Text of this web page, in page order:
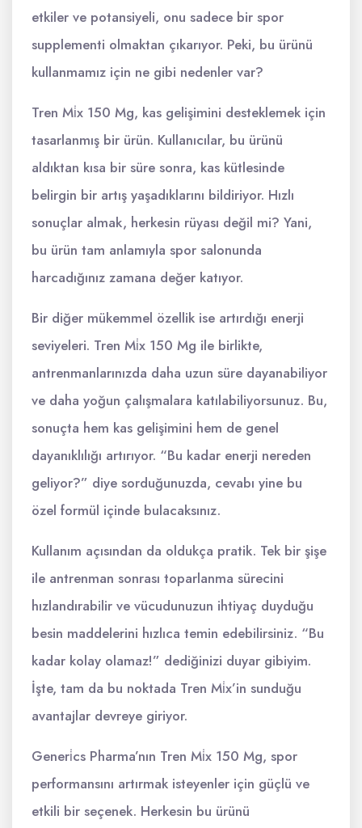
etkiler ve potansiyeli, onu sadece bir spor
supplementi olmaktan çıkarıyor. Peki, bu ürünü
kullanmamız için ne gibi nedenler var?
Tren Mi̇x 150 Mg, kas gelişimini desteklemek için
tasarlanmış bir ürün. Kullanıcılar, bu ürünü
aldıktan kısa bir süre sonra, kas kütlesinde
belirgin bir artış yaşadıklarını bildiriyor. Hızlı
sonuçlar almak, herkesin rüyası değil mi? Yani,
bu ürün tam anlamıyla spor salonunda
harcadığınız zamana değer katıyor.
Bir diğer mükemmel özellik ise artırdığı enerji
seviyeleri. Tren Mi̇x 150 Mg ile birlikte,
antrenmanlarınızda daha uzun süre dayanabiliyor
ve daha yoğun çalışmalara katılabiliyorsunuz. Bu,
sonuçta hem kas gelişimini hem de genel
dayanıklılığı artırıyor. “Bu kadar enerji nereden
geliyor?” diye sorduğunuzda, cevabı yine bu
özel formül içinde bulacaksınız.
Kullanım açısından da oldukça pratik. Tek bir şişe
ile antrenman sonrası toparlanma sürecini
hızlandırabilir ve vücudunuzun ihtiyaç duyduğu
besin maddelerini hızlıca temin edebilirsiniz. “Bu
kadar kolay olamaz!” dediğinizi duyar gibiyim.
İşte, tam da bu noktada Tren Mi̇x’in sunduğu
avantajlar devreye giriyor.
Generi̇cs Pharma’nın Tren Mi̇x 150 Mg, spor
performansını artırmak isteyenler için güçlü ve
etkili bir seçenek. Herkesin bu ürünü